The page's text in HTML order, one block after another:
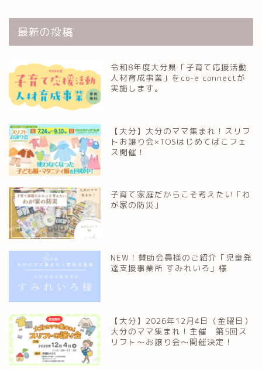
最新の投稿
令和8年度大分県「子育て応援活動
人材育成事業」をco-e connectが
実施します。
【大分】大分のママ集まれ！スリフ
トお譲り会×TOSはじめてばこフェ
ス開催！
子育て家庭だからこそ考えたい「わ
が家の防災」
NEW！賛助会員様のご紹介「児童発
達支援事業所 すみれいろ」様
【大分】2026年12月4日（金曜日）
大分のママ集まれ！主催 第5回ス
リフト〜お譲り会〜開催決定！